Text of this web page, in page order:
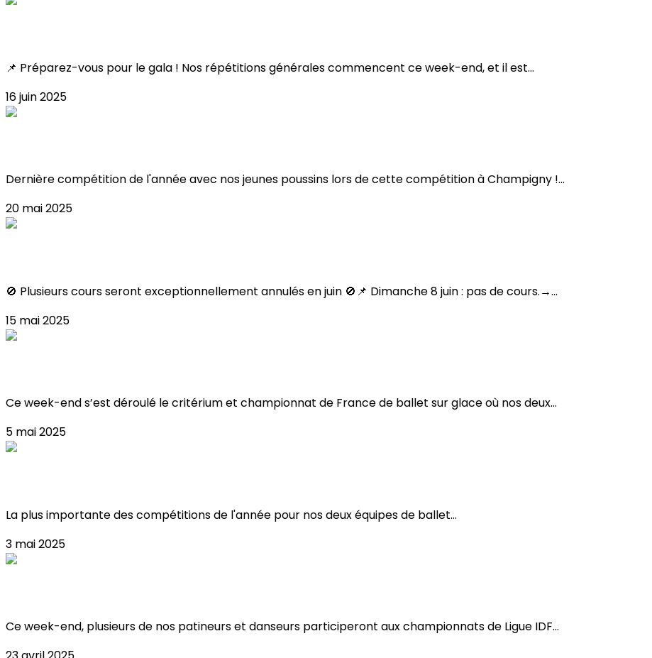
📌 Préparez-vous pour le gala ! Nos répétitions générales commencent ce week-end, et il est...
16 juin 2025
Dernière compétition de l'année avec nos jeunes poussins lors de cette compétition à Champigny !...
20 mai 2025
🚫 Plusieurs cours seront exceptionnellement annulés en juin 🚫📌 Dimanche 8 juin : pas de cours.→...
15 mai 2025
Ce week-end s’est déroulé le critérium et championnat de France de ballet sur glace où nos deux...
5 mai 2025
La plus importante des compétitions de l'année pour nos deux équipes de ballet...
3 mai 2025
Ce week-end, plusieurs de nos patineurs et danseurs participeront aux championnats de Ligue IDF...